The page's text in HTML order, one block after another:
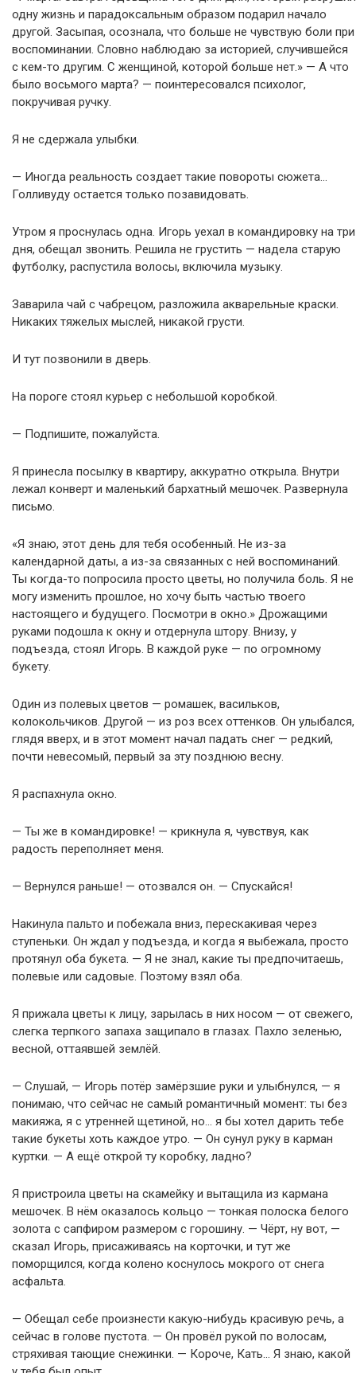
одну жизнь и парадоксальным образом подарил начало
другой. Засыпая, осознала, что больше не чувствую боли при
воспоминании. Словно наблюдаю за историей, случившейся
с кем-то другим. С женщиной, которой больше нет.» — А что
было восьмого марта? — поинтересовался психолог,
покручивая ручку.
Я не сдержала улыбки.
— Иногда реальность создает такие повороты сюжета…
Голливуду остается только позавидовать.
Утром я проснулась одна. Игорь уехал в командировку на три
дня, обещал звонить. Решила не грустить — надела старую
футболку, распустила волосы, включила музыку.
Заварила чай с чабрецом, разложила акварельные краски.
Никаких тяжелых мыслей, никакой грусти.
И тут позвонили в дверь.
На пороге стоял курьер с небольшой коробкой.
— Подпишите, пожалуйста.
Я принесла посылку в квартиру, аккуратно открыла. Внутри
лежал конверт и маленький бархатный мешочек. Развернула
письмо.
«Я знаю, этот день для тебя особенный. Не из-за
календарной даты, а из-за связанных с ней воспоминаний.
Ты когда-то попросила просто цветы, но получила боль. Я не
могу изменить прошлое, но хочу быть частью твоего
настоящего и будущего. Посмотри в окно.» Дрожащими
руками подошла к окну и отдернула штору. Внизу, у
подъезда, стоял Игорь. В каждой руке — по огромному
букету.
Один из полевых цветов — ромашек, васильков,
колокольчиков. Другой — из роз всех оттенков. Он улыбался,
глядя вверх, и в этот момент начал падать снег — редкий,
почти невесомый, первый за эту позднюю весну.
Я распахнула окно.
— Ты же в командировке! — крикнула я, чувствуя, как
радость переполняет меня.
— Вернулся раньше! — отозвался он. — Спускайся!
Накинула пальто и побежала вниз, перескакивая через
ступеньки. Он ждал у подъезда, и когда я выбежала, просто
протянул оба букета. — Я не знал, какие ты предпочитаешь,
полевые или садовые. Поэтому взял оба.
Я прижала цветы к лицу, зарылась в них носом — от свежего,
слегка терпкого запаха защипало в глазах. Пахло зеленью,
весной, оттаявшей землёй.
— Слушай, — Игорь потёр замёрзшие руки и улыбнулся, — я
понимаю, что сейчас не самый романтичный момент: ты без
макияжа, я с утренней щетиной, но… я бы хотел дарить тебе
такие букеты хоть каждое утро. — Он сунул руку в карман
куртки. — А ещё открой ту коробку, ладно?
Я пристроила цветы на скамейку и вытащила из кармана
мешочек. В нём оказалось кольцо — тонкая полоска белого
золота с сапфиром размером с горошину. — Чёрт, ну вот, —
сказал Игорь, присаживаясь на корточки, и тут же
поморщился, когда колено коснулось мокрого от снега
асфальта.
— Обещал себе произнести какую-нибудь красивую речь, а
сейчас в голове пустота. — Он провёл рукой по волосам,
стряхивая тающие снежинки. — Короче, Кать… Я знаю, какой